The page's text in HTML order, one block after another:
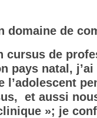
domaine de
cursus de
pays natal,
l’adolescent
et aussi
»; je